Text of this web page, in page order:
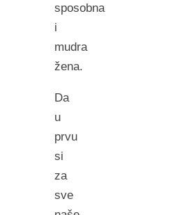
sposobna
i
mudra
žena.
Da
u
prvu
si
za
sve